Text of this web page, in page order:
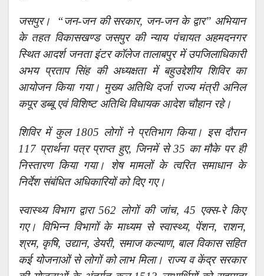
जसपुर। “जन-जन की सरकार, जन-जन के द्वार” अभियान
के तहत विकासखण्ड जसपुर की न्याय पंचायत अहमदनगर
स्थित आदर्श जनता इंटर कॉलेज तालाबपुर में उपजिलाधिकारी
अभय प्रताप सिंह की अध्यक्षता में बहुउद्देशीय शिविर का
आयोजन किया गया। मुख्य अतिथि दर्जा राज्य मंत्री अनिल
कपूर डब्बू एवं विशिष्ट अतिथि विधायक आदेश चौहान रहे।
शिविर में कुल 1805 लोगों ने प्रतिभाग किया। इस दौरान
117 प्रार्थना पत्र प्राप्त हुए, जिनमें से 35 का मौके पर ही
निस्तारण किया गया। शेष मामलों के त्वरित समाधान के
निर्देश संबंधित अधिकारियों को दिए गए।
स्वास्थ्य विभाग द्वारा 562 लोगों की जांच, 45 एक्स-रे किए
गए। विभिन्न विभागों के माध्यम से स्वास्थ्य, पेंशन, राशन,
श्रम, कृषि, उद्यान, डेयरी, समाज कल्याण, बाल विकास सहित
कई योजनाओं से लोगों को लाभ मिला। राज्य व केंद्र सरकार